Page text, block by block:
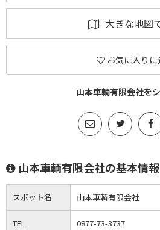
大きな地図
お気に入りに
山本車輌有限会社を
山本車輌有限会社の基本情報
スポット名 山本車輌有限会社
TEL 0877-73-3737